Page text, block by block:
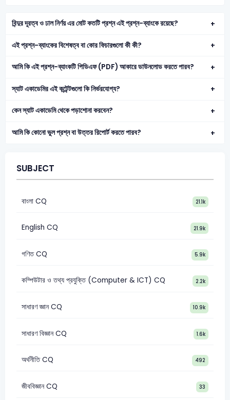
বিন্দুর দূরত্ব ও ঢাল নির্ণয় এর মোট কতটি প্রশ্ন এই প্রশ্ন-ব্যাংকে রয়েছে?
এই প্রশ্ন-ব্যাংকের বিশেষত্ব বা কোর ফিচারগুলো কী কী?
আমি কি এই প্রশ্ন-ব্যাংকটি পিডিএফ (PDF) আকারে ডাউনলোড করতে পারব?
স্যাট একাডেমির এই কন্টেন্টগুলো কি নির্ভরযোগ্য?
কেন স্যাট একাডেমি থেকে পড়াশোনা করবেন?
আমি কি কোনো ভুল প্রশ্ন বা উত্তর রিপোর্ট করতে পারব?
SUBJECT
বাংলা CQ 21.1k
English CQ 21.9k
গণিত CQ 5.9k
কম্পিউটার ও তথ্য প্রযুক্তি (Computer & ICT) CQ 2.2k
সাধারণ জ্ঞান CQ 10.9k
সাধারণ বিজ্ঞান CQ 1.6k
অর্থনীতি CQ 492
জীববিজ্ঞান CQ 33